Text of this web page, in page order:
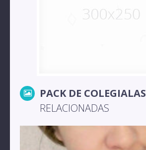
PACK DE COLEGIALAS
RELACIONADAS